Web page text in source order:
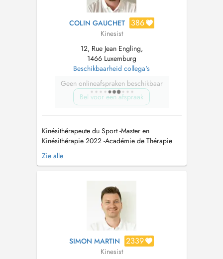
COLIN GAUCHET 386
Kinesist
12, Rue Jean Engling,
1466 Luxemburg
Beschikbaarheid collega's
Geen onlineafspraken beschikbaar
Bel voor een afspraak
Kinésithérapeute du Sport -Master en
Kinésithérapie 2022 -Académie de Thérapie
Manuelle et Sportive -Ostéoéthiopathie -Dry
Needling - Triggerpoints -ATM -Cupping
parking de l'Hôtel DoubleTree by Hi...
Zie alle
SIMON MARTIN 2339
Kinesist